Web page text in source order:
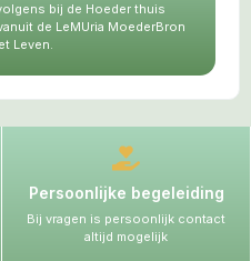
bij de Hoeder thuis
de LeMUria MoederBron
Leven.
Persoonlijke begeleiding
Bij vragen is persoonlijk contact
altijd mogelijk